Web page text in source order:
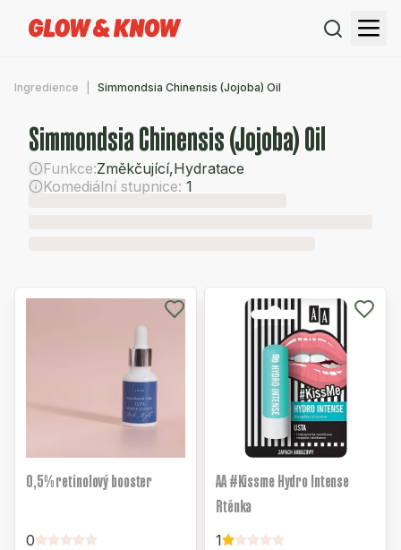
Ingredience Simmondsia Chinensis (Jojoba) Oil
Simmondsia Chinensis (Jojoba) Oil
Funkce:Změkčující,Hydratace
Komediální stupnice: 1
0,5% retinolový booster
0
AA #Kissme Hydro Intense
Rtěnka
1